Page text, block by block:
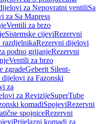
za Nepovratni ventiliSa
za Sa Mapress
Ventili za brzo
Sistemske cijeviRezervni
razdjelnikaRezervni dijelovi
podno grijanjeRezervni
Ventili za brzo
zgradeGeberit Silent-
dijelovi za Fazonski
za
za RevizijeSuperTube
komadiSpojeviRezervni
spojniceRezervni
Prijelazni komadi za